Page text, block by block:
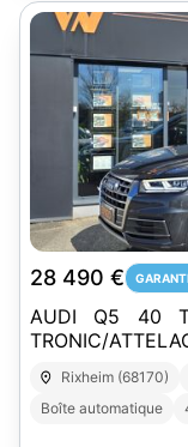
28 490 €
AUDI Q5 40
TRONIC/
Rixheim (68170)
Boîte automatique